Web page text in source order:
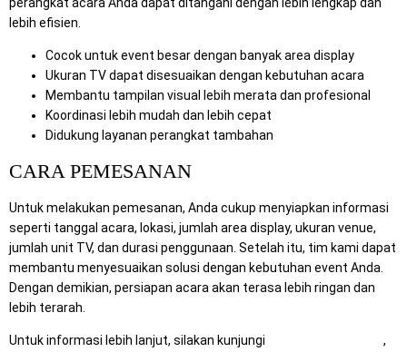
lebih efisien.
Cocok untuk event besar dengan banyak area display
Ukuran TV dapat disesuaikan dengan kebutuhan acara
Membantu tampilan visual lebih merata dan profesional
Koordinasi lebih mudah dan lebih cepat
Didukung layanan perangkat tambahan
CARA PEMESANAN
Untuk melakukan pemesanan, Anda cukup menyiapkan informasi
seperti tanggal acara, lokasi, jumlah area display, ukuran venue,
jumlah unit TV, dan durasi penggunaan. Setelah itu, tim kami dapat
membantu menyesuaikan solusi dengan kebutuhan event Anda.
Dengan demikian, persiapan acara akan terasa lebih ringan dan
lebih terarah.
Untuk informasi lebih lanjut, silakan kunjungi
,